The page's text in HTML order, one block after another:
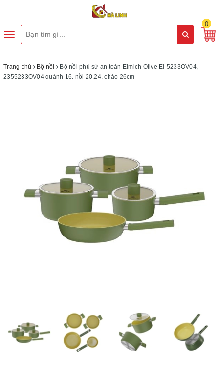
Toggle
0
Trang chủ Bộ nồi
Bộ nồi phủ sứ an toàn Elmich Olive El-5233OV04,
2355233OV04 quánh 16, nồi 20,24, chảo 26cm